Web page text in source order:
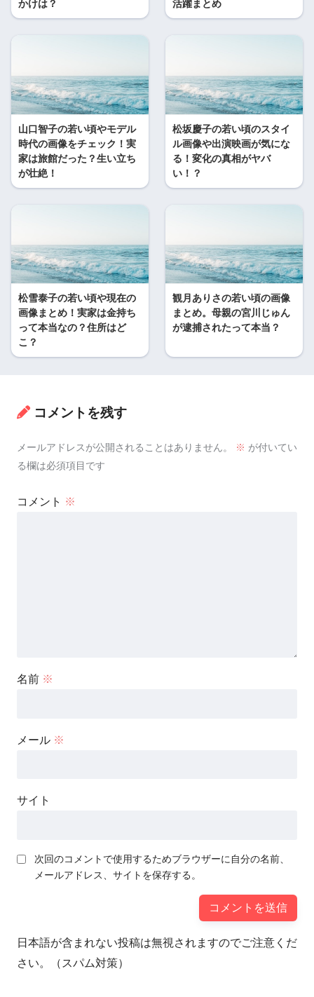
かけは？
活躍まとめ
山口智子の若い頃やモデル
時代の画像をチェック！実
家は旅館だった？生い立ち
が壮絶！
松坂慶子の若い頃のスタイ
ル画像や出演映画が気にな
る！変化の真相がヤバ
い！？
松雪泰子の若い頃や現在の
画像まとめ！実家は金持ち
って本当なの？住所はど
こ？
観月ありさの若い頃の画像
まとめ。母親の宮川じゅん
が逮捕されたって本当？
コメントを残す
メールアドレスが公開されることはありません。 ※ が付いてい
る欄は必須項目です
コメント ※
名前 ※
メール ※
サイト
次回のコメントで使用するためブラウザーに自分の名前、
メールアドレス、サイトを保存する。
日本語が含まれない投稿は無視されますのでご注意くだ
さい。（スパム対策）